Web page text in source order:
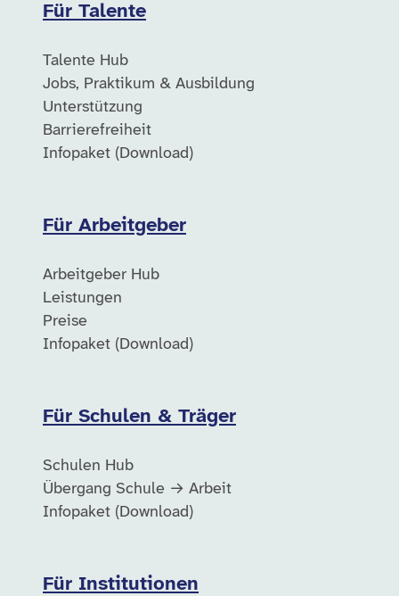
Für Talente
Talente Hub
Jobs, Praktikum & Ausbildung
Unterstützung
Barrierefreiheit
Infopaket (Download)
Für Arbeitgeber
Arbeitgeber Hub
Leistungen
Preise
Infopaket (Download)
Für Schulen & Träger
Schulen Hub
Übergang Schule → Arbeit
Infopaket (Download)
Für Institutionen